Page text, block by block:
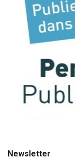
Newsletter